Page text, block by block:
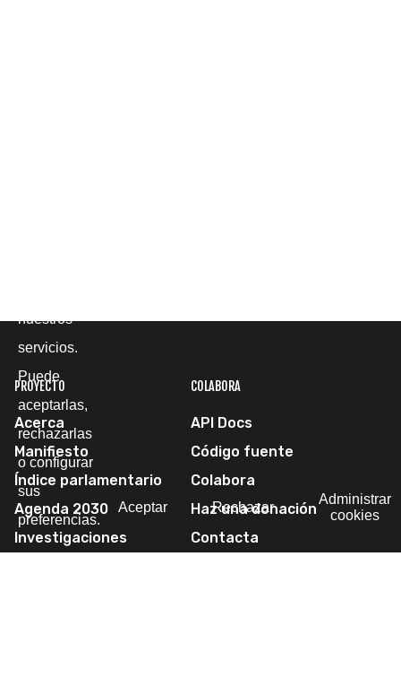
PROYECTO
Acerca
Manifiesto
Índice parlamentario
Agenda 2030
Investigaciones
COLABORA
API Docs
Código fuente
Colabora
Haz una donación
Contacta
nuestros
servicios.
Puede
aceptarlas,
rechazarlas
o configurar
sus
preferencias.
Aceptar Rechazar
Administrar
cookies